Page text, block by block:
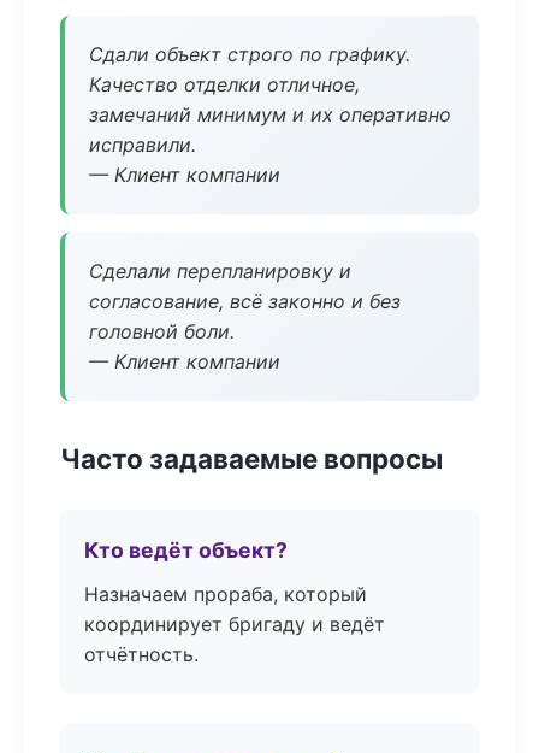
Сдали объект строго по графику.
Качество отделки отличное,
замечаний минимум и их оперативно
исправили.
— Клиент компании
Сделали перепланировку и
согласование, всё законно и без
головной боли.
— Клиент компании
Часто задаваемые вопросы
Кто ведёт объект?
Назначаем прораба, который
координирует бригаду и ведёт
отчётность.